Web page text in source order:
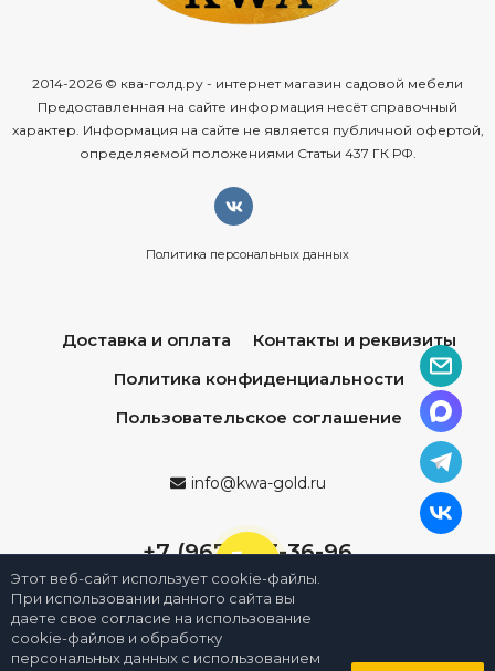
2014-2026 © ква-голд.ру - интернет магазин садовой мебели
Предоставленная на сайте информация несёт справочный
характер. Информация на сайте не является публичной офертой,
определяемой положениями Статьи 437 ГК РФ.
Политика персональных данных
Доставка и оплата
Контакты и реквизиты
Политика конфиденциальности
Пользовательское соглашение
info@kwa-gold.ru
+7 (967) 013-36-96
Этот веб-сайт использует cookie-файлы.
При использовании данного сайта вы
даете свое согласие на использование
cookie-файлов и обработку
персональных данных с использованием